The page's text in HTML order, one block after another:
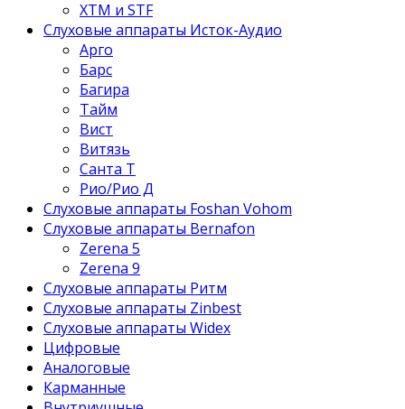
XTM и STF
Слуховые аппараты Исток-Аудио
Арго
Барс
Багира
Тайм
Вист
Витязь
Санта Т
Рио/Рио Д
Слуховые аппараты Foshan Vohom
Слуховые аппараты Bernafon
Zerena 5
Zerena 9
Слуховые аппараты Ритм
Слуховые аппараты Zinbest
Слуховые аппараты Widex
Цифровые
Аналоговые
Карманные